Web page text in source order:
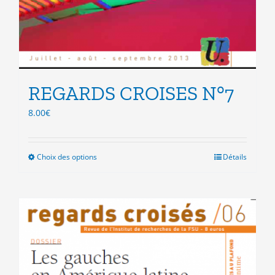
REGARDS CROISES N°7
8.00€
Choix des optionsCe
variations.
Les
peuvent
être
Détails